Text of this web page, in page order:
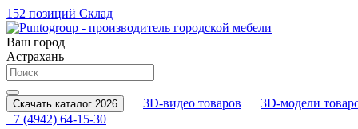
152 позиций Склад
Ваш город
Астрахань
Скачать каталог 2026 3D-видео товаров
3D-модели
+7 (4942) 64-15-30